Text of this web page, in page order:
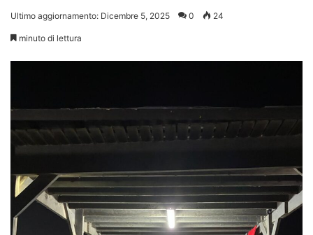
Ultimo aggiornamento: Dicembre 5, 2025 0 24
minuto di lettura